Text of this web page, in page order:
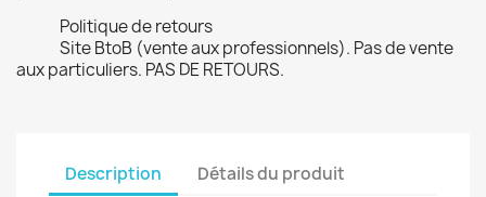
Politique de retours
Site BtoB (vente aux professionnels). Pas de vente
aux particuliers. PAS DE RETOURS.
Description Détails du produit